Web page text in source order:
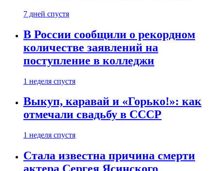
7 дней спустя
В России сообщили о рекордном
количестве заявлений на
поступление в колледжи
1 неделя спустя
Выкуп, каравай и «Горько!»: как
отмечали свадьбу в СССР
1 неделя спустя
Стала известна причина смерти